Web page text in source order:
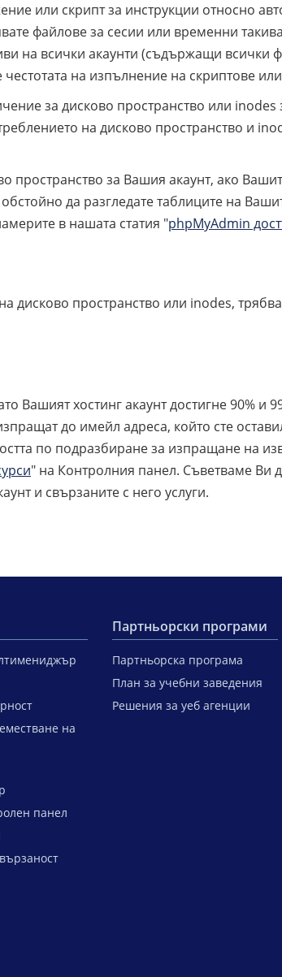
или скрипт за инструкции относно
файлове за сесии или временни
на всички акаунти (съдържащи всички
на изпълнение на скриптове
за дисково пространство или
на дисково пространство и
пространство за Вашия акаунт, ако
да разгледате таблиците на
в нашата статия "phpMyAdmin
дисково пространство или inodes,
Вашият хостинг акаунт достигне 90% и
до имейл адреса, който сте
по подразбиране за изпращане на
" на Контролния панел. Съветваме Ви
и свързаните с него услуги.
на
панел
Партньорски програми
Партньорска програма
План за учебни заведения
Решения за уеб агенции